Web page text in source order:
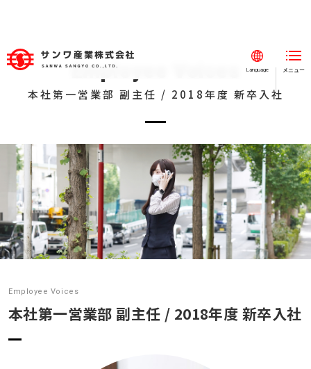
Language メニュー
閉じる
ホーム
事例紹介
会社案内
採用情報
北関東支店 主任 / 2023年度 中途入社
本社第一営業部 副部長 / 1995年度新卒入社
Employee Voices
本社第一営業部 副主任 / 2018年度 新卒入社
Employee Voices
本社第一営業部 副主任 / 2018年度 新卒入社